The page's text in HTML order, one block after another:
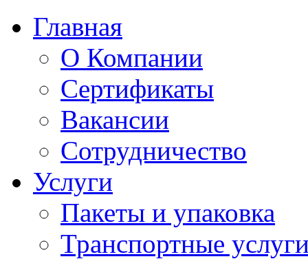
Главная
О Компании
Сертификаты
Вакансии
Сотрудничество
Услуги
Пакеты и упаковка
Транспортные